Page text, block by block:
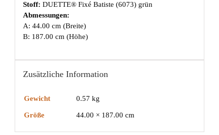
Stoff: DUETTE® Fixé Batiste (6073) grün
Abmessungen:
A: 44.00 cm (Breite)
B: 187.00 cm (Höhe)
Zusätzliche Information
Gewicht 0.57 kg
Größe 44.00 × 187.00 cm